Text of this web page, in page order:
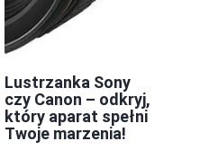
Lustrzanka Sony
czy Canon – odkryj,
który aparat spełni
Twoje marzenia!